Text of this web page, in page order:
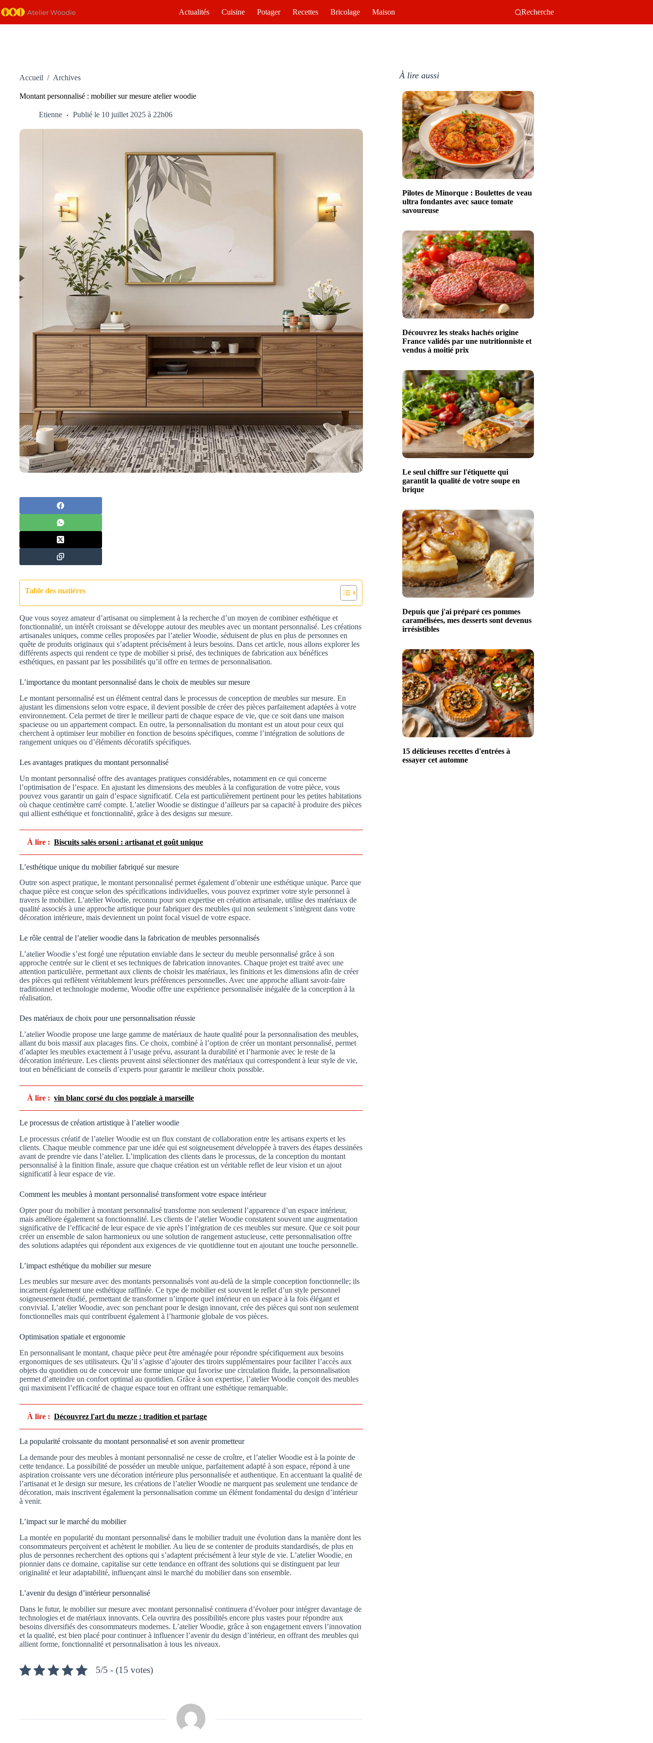
au
Actualités Cuisine Potager Recettes Bricolage Maison Recherche
Accueil / Archives
Montant personnalisé : mobilier sur mesure atelier woodie
Etienne Publié le 10 juillet 2025 à 22h06
Table des matières
Que vous soyez amateur d’artisanat ou simplement à la recherche d’un moyen de combiner esthétique et
fonctionnalité, un intérêt croissant se développe autour des meubles avec un montant personnalisé. Les créations
artisanales uniques, comme celles proposées par l’atelier Woodie, séduisent de plus en plus de personnes en
quête de produits originaux qui s’adaptent précisément à leurs besoins. Dans cet article, nous allons explorer les
différents aspects qui rendent ce type de mobilier si prisé, des techniques de fabrication aux bénéfices
esthétiques, en passant par les possibilités qu’il offre en termes de personnalisation.
L’importance du montant personnalisé dans le choix de meubles sur mesure
Le montant personnalisé est un élément central dans le processus de conception de meubles sur mesure. En
ajustant les dimensions selon votre espace, il devient possible de créer des pièces parfaitement adaptées à votre
environnement. Cela permet de tirer le meilleur parti de chaque espace de vie, que ce soit dans une maison
spacieuse ou un appartement compact. En outre, la personnalisation du montant est un atout pour ceux qui
cherchent à optimiser leur mobilier en fonction de besoins spécifiques, comme l’intégration de solutions de
rangement uniques ou d’éléments décoratifs spécifiques.
Les avantages pratiques du montant personnalisé
Un montant personnalisé offre des avantages pratiques considérables, notamment en ce qui concerne
l’optimisation de l’espace. En ajustant les dimensions des meubles à la configuration de votre pièce, vous
pouvez vous garantir un gain d’espace significatif. Cela est particulièrement pertinent pour les petites habitations
où chaque centimètre carré compte. L’atelier Woodie se distingue d’ailleurs par sa capacité à produire des pièces
qui allient esthétique et fonctionnalité, grâce à des designs sur mesure.
À lire : Biscuits salés orsoni : artisanat et goût unique
L’esthétique unique du mobilier fabriqué sur mesure
Outre son aspect pratique, le montant personnalisé permet également d’obtenir une esthétique unique. Parce que
chaque pièce est conçue selon des spécifications individuelles, vous pouvez exprimer votre style personnel à
travers le mobilier. L’atelier Woodie, reconnu pour son expertise en création artisanale, utilise des matériaux de
qualité associés à une approche artistique pour fabriquer des meubles qui non seulement s’intègrent dans votre
décoration intérieure, mais deviennent un point focal visuel de votre espace.
Le rôle central de l’atelier woodie dans la fabrication de meubles personnalisés
L’atelier Woodie s’est forgé une réputation enviable dans le secteur du meuble personnalisé grâce à son
approche centrée sur le client et ses techniques de fabrication innovantes. Chaque projet est traité avec une
attention particulière, permettant aux clients de choisir les matériaux, les finitions et les dimensions afin de créer
des pièces qui reflètent véritablement leurs préférences personnelles. Avec une approche alliant savoir-faire
traditionnel et technologie moderne, Woodie offre une expérience personnalisée inégalée de la conception à la
réalisation.
Des matériaux de choix pour une personnalisation réussie
L’atelier Woodie propose une large gamme de matériaux de haute qualité pour la personnalisation des meubles,
allant du bois massif aux placages fins. Ce choix, combiné à l’option de créer un montant personnalisé, permet
d’adapter les meubles exactement à l’usage prévu, assurant la durabilité et l’harmonie avec le reste de la
décoration intérieure. Les clients peuvent ainsi sélectionner des matériaux qui correspondent à leur style de vie,
tout en bénéficiant de conseils d’experts pour garantir le meilleur choix possible.
À lire : vin blanc corsé du clos poggiale à marseille
Le processus de création artistique à l’atelier woodie
Le processus créatif de l’atelier Woodie est un flux constant de collaboration entre les artisans experts et les
clients. Chaque meuble commence par une idée qui est soigneusement développée à travers des étapes dessinées
avant de prendre vie dans l’atelier. L’implication des clients dans le processus, de la conception du montant
personnalisé à la finition finale, assure que chaque création est un véritable reflet de leur vision et un ajout
significatif à leur espace de vie.
Comment les meubles à montant personnalisé transforment votre espace intérieur
Opter pour du mobilier à montant personnalisé transforme non seulement l’apparence d’un espace intérieur,
mais améliore également sa fonctionnalité. Les clients de l’atelier Woodie constatent souvent une augmentation
significative de l’efficacité de leur espace de vie après l’intégration de ces meubles sur mesure. Que ce soit pour
créer un ensemble de salon harmonieux ou une solution de rangement astucieuse, cette personnalisation offre
des solutions adaptées qui répondent aux exigences de vie quotidienne tout en ajoutant une touche personnelle.
L’impact esthétique du mobilier sur mesure
Les meubles sur mesure avec des montants personnalisés vont au-delà de la simple conception fonctionnelle; ils
incarnent également une esthétique raffinée. Ce type de mobilier est souvent le reflet d’un style personnel
soigneusement étudié, permettant de transformer n’importe quel intérieur en un espace à la fois élégant et
convivial. L’atelier Woodie, avec son penchant pour le design innovant, crée des pièces qui sont non seulement
fonctionnelles mais qui contribuent également à l’harmonie globale de vos pièces.
Optimisation spatiale et ergonomie
En personnalisant le montant, chaque pièce peut être aménagée pour répondre spécifiquement aux besoins
ergonomiques de ses utilisateurs. Qu’il s’agisse d’ajouter des tiroirs supplémentaires pour faciliter l’accès aux
objets du quotidien ou de concevoir une forme unique qui favorise une circulation fluide, la personnalisation
permet d’atteindre un confort optimal au quotidien. Grâce à son expertise, l’atelier Woodie conçoit des meubles
qui maximisent l’efficacité de chaque espace tout en offrant une esthétique remarquable.
À lire : Découvrez l'art du mezze : tradition et partage
La popularité croissante du montant personnalisé et son avenir prometteur
La demande pour des meubles à montant personnalisé ne cesse de croître, et l’atelier Woodie est à la pointe de
cette tendance. La possibilité de posséder un meuble unique, parfaitement adapté à son espace, répond à une
aspiration croissante vers une décoration intérieure plus personnalisée et authentique. En accentuant la qualité de
l’artisanat et le design sur mesure, les créations de l’atelier Woodie ne marquent pas seulement une tendance de
décoration, mais inscrivent également la personnalisation comme un élément fondamental du design d’intérieur
à venir.
L’impact sur le marché du mobilier
La montée en popularité du montant personnalisé dans le mobilier traduit une évolution dans la manière dont les
consommateurs perçoivent et achètent le mobilier. Au lieu de se contenter de produits standardisés, de plus en
plus de personnes recherchent des options qui s’adaptent précisément à leur style de vie. L’atelier Woodie, en
pionnier dans ce domaine, capitalise sur cette tendance en offrant des solutions qui se distinguent par leur
originalité et leur adaptabilité, influençant ainsi le marché du mobilier dans son ensemble.
L’avenir du design d’intérieur personnalisé
Dans le futur, le mobilier sur mesure avec montant personnalisé continuera d’évoluer pour intégrer davantage de
technologies et de matériaux innovants. Cela ouvrira des possibilités encore plus vastes pour répondre aux
besoins diversifiés des consommateurs modernes. L’atelier Woodie, grâce à son engagement envers l’innovation
et la qualité, est bien placé pour continuer à influencer l’avenir du design d’intérieur, en offrant des meubles qui
allient forme, fonctionnalité et personnalisation à tous les niveaux.
5/5 - (15 votes)
À lire aussi
Pilotes de Minorque : Boulettes de veau
ultra fondantes avec sauce tomate
savoureuse
Découvrez les steaks hachés origine
France validés par une nutritionniste et
vendus à moitié prix
Le seul chiffre sur l'étiquette qui
garantit la qualité de votre soupe en
brique
Depuis que j'ai préparé ces pommes
caramélisées, mes desserts sont devenus
irrésistibles
15 délicieuses recettes d'entrées à
essayer cet automne